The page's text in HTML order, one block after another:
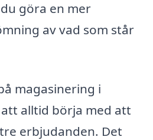
göra en mer
av vad som står
magasinering i
alltid börja med att
erbjudanden. Det